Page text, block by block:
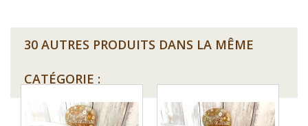
30 AUTRES PRODUITS DANS LA MÊME
CATÉGORIE :